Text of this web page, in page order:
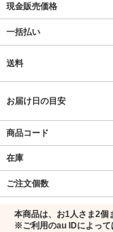
現金販売価格
一括払い
送料
お届け日の目安
商品コード
在庫
ご注文個数
本商品は、お1人さま2個
※ご利用のau IDによって